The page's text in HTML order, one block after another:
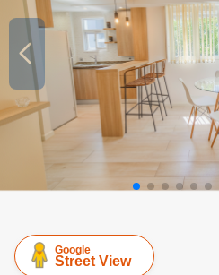
Google
Street View